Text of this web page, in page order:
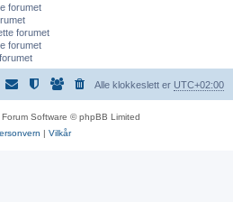
forumet
forumet
forumet
Alle klokkeslett er UTC+02:00
Software © phpBB Limited
| Vilkår